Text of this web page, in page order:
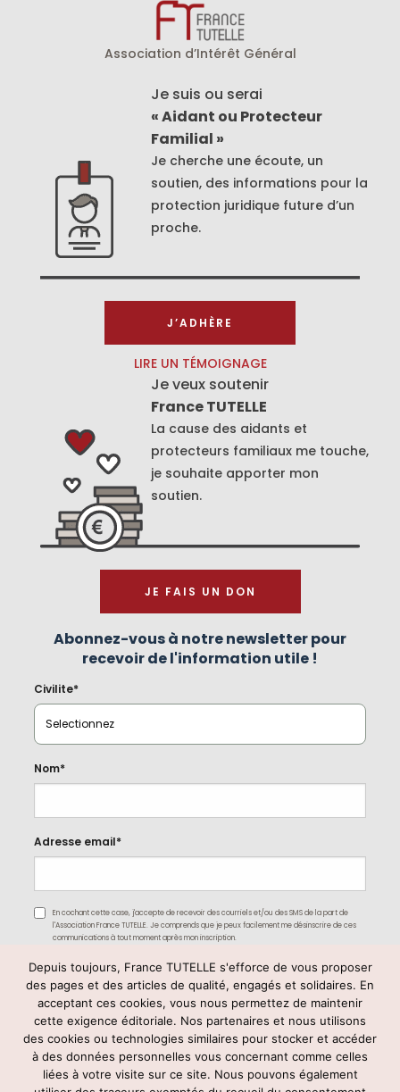
Association d’Intérêt Général
Je suis ou serai
« Aidant ou Protecteur
Familial »
Je cherche une écoute, un
soutien, des informations pour la
protection juridique future d’un
proche.
J’ADHÈRE
LIRE UN TÉMOIGNAGE
Je veux soutenir
France TUTELLE
La cause des aidants et
protecteurs familiaux me touche,
je souhaite apporter mon
soutien.
JE FAIS UN DON
Abonnez-vous à notre newsletter pour
recevoir de l'information utile !
Civilite*
Nom*
Adresse email*
En cochant cette case, j'accepte de recevoir des courriels et/ou des SMS de la part de
l'Association France TUTELLE. Je comprends que je peux facilement me désinscrire de ces
communications à tout moment après mon inscription.
Depuis toujours, France TUTELLE s'efforce de vous proposer
des pages et des articles de qualité, engagés et solidaires. En
acceptant ces cookies, vous nous permettez de maintenir
cette exigence éditoriale. Nos partenaires et nous utilisons
des cookies ou technologies similaires pour stocker et accéder
à des données personnelles vous concernant comme celles
liées à votre visite sur ce site. Nous pouvons également